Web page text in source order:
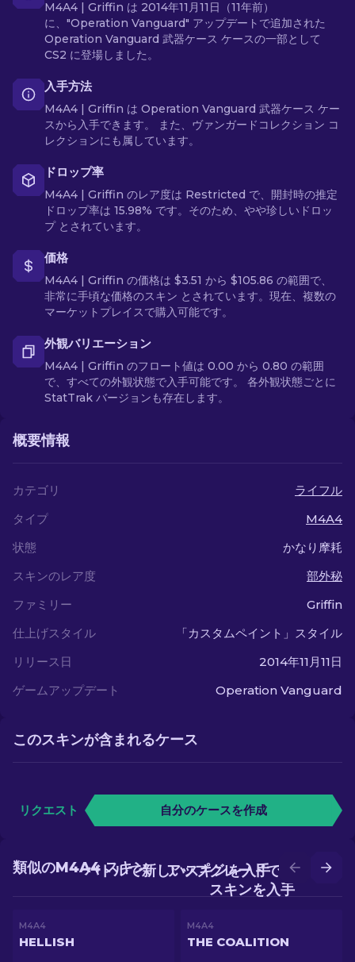
M4A4 | Griffin は 2014年11月11日（11年前）
に、"Operation Vanguard" アップデートで追加された
Operation Vanguard 武器ケース ケースの一部として
CS2 に登場しました。
入手方法
M4A4 | Griffin は Operation Vanguard 武器ケース ケー
スから入手できます。 また、ヴァンガードコレクション コ
レクションにも属しています。
ドロップ率
M4A4 | Griffin のレア度は Restricted で、開封時の推定
ドロップ率は 15.98% です。そのため、やや珍しいドロッ
プ とされています。
価格
M4A4 | Griffin の価格は $3.51 から $105.86 の範囲で、
非常に手頃な価格のスキン とされています。現在、複数の
マーケットプレイスで購入可能です。
外観バリエーション
M4A4 | Griffin のフロート値は 0.00 から 0.80 の範囲
で、すべての外観状態で入手可能です。 各外観状態ごとに
StatTrak バージョンも存在します。
概要情報
カテゴリ
ライフル
タイプ
M4A4
状態
かなり摩耗
スキンのレア度
部外秘
ファミリー
Griffin
仕上げスタイル
「カスタムペイント」スタイル
リリース日
2014年11月11日
ゲームアップデート
Operation Vanguard
このスキンが含まれるケース
リクエスト 自分のケースを作成
アップグレードでより良い
スキンを入手
バトルで新しいスキンを入手
類似のM4A4 スキン
M4A4
HELLISH
M4A4
THE COALITION